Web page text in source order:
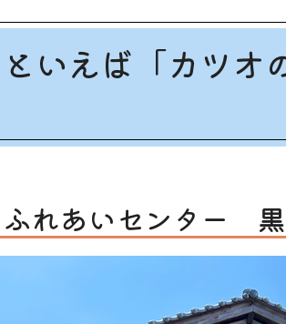
いえば「カツオ
ふれあいセンター